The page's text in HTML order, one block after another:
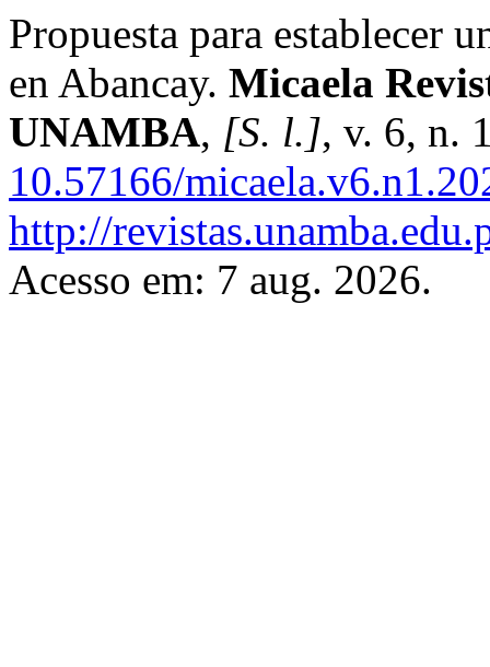
Propuesta para establecer
en Abancay. Micaela
UNAMBA, [S. l.], v. 6, n.
10.57166/
http://
Acesso em: 7 aug. 2026.